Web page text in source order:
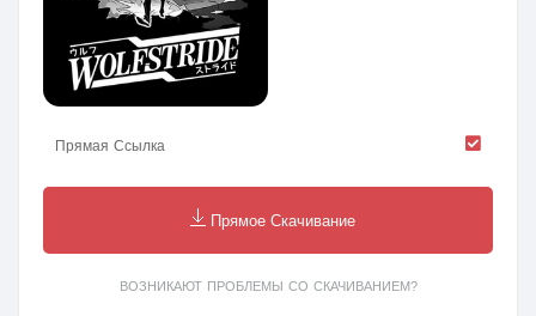
Прямая Ссылка
Прямое Скачивание
ВОЗНИКАЮТ ПРОБЛЕМЫ СО СКАЧИВАНИЕМ?